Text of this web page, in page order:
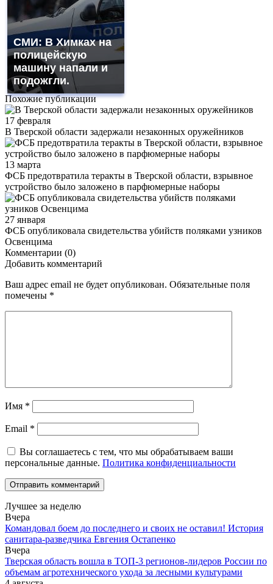
СМИ: В Химках на
полицейскую
машину напали и
подожгли.
Похожие публикации
17 февраля
В Тверской области задержали незаконных оружейников
13 марта
ФСБ предотвратила теракты в Тверской области, взрывное
устройство было заложено в парфюмерные наборы
27 января
ФСБ опубликовала свидетельства убийств поляками узников
Освенцима
Комментарии (0)
Добавить комментарий
Ваш адрес email не будет опубликован. Обязательные поля
помечены *
Имя *
Email *
Вы соглашаетесь с тем, что мы обрабатываем ваши
персональные данные. Политика конфиденциальности
Лучшее за неделю
Вчера
Командовал боем до последнего и своих не оставил! История
санитара-разведчика Евгения Остапенко
Вчера
Тверская область вошла в ТОП-3 регионов-лидеров России по
объемам агротехнического ухода за лесными культурами